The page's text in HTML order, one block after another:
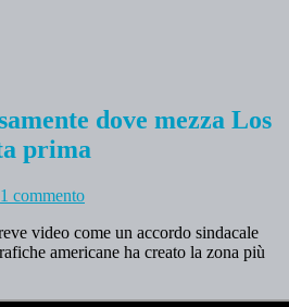
dove mezza Los
prima
1 commento
video come un accordo sindacale
americane ha creato la zona più